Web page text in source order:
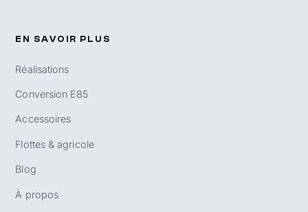
EN SAVOIR PLUS
Réalisations
Conversion E85
Accessoires
Flottes & agricole
Blog
À propos